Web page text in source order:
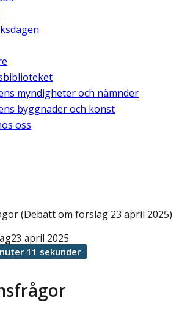
myndigheter och nämnder
byggnader och konst
oss
(Debatt om förslag 23 april 2025)
23 april 2025
11 sekunder